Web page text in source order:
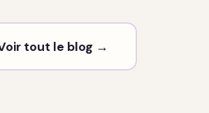
tout le blog →